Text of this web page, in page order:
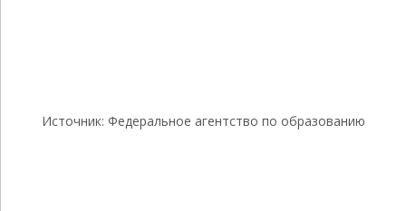
Источник: Федеральное агентство по образованию